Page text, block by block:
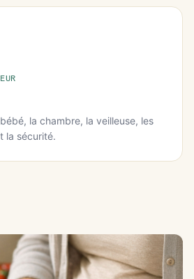
la chambre, la veilleuse, les
la sécurité.